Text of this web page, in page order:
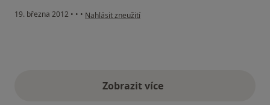
19. března 2012 • • • podle názoru uživatele Váš účet byl odstraněn
Nahlásit zneužití
Zobrazit vícevýše uvedené názory